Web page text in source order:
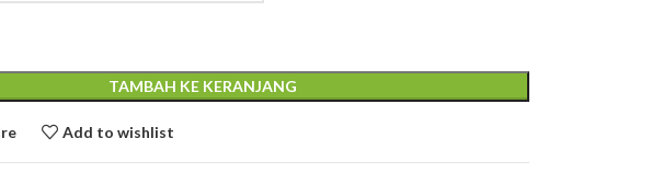
TAMBAH KE KERANJANG
Add to wishlist